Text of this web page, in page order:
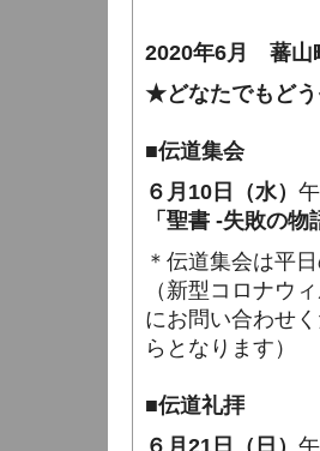
2020年6月 蕃山
★どなたでもど
■伝道集会
６月10日（水）
「聖書 -失敗の物
＊伝道集会は平
（新型コロナウ
にお問い合わせ
らとなります）
■伝道礼拝
６月21日（日）